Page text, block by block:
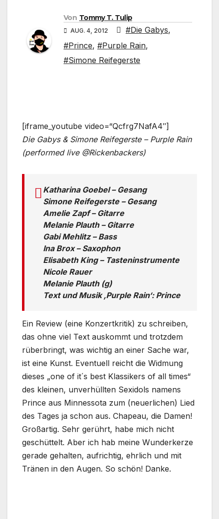
Von Tommy T. Tulip
AUG. 4, 2012 #Die Gabys,
#Prince, #Purple Rain,
#Simone Reifegerste
[iframe_youtube video=“Qcfrg7NafA4″]
Die Gabys & Simone Reifegerste – Purple Rain
(performed live @Rickenbackers)
Katharina Goebel – Gesang
Simone Reifegerste – Gesang
Amelie Zapf – Gitarre
Melanie Plauth – Gitarre
Gabi Mehlitz – Bass
Ina Brox – Saxophon
Elisabeth King – Tasteninstrumente
Nicole Rauer
Melanie Plauth (g)
Text und Musik ‚Purple Rain‘: Prince
Ein Review (eine Konzertkritik) zu schreiben,
das ohne viel Text auskommt und trotzdem
rüberbringt, was wichtig an einer Sache war,
ist eine Kunst. Eventuell reicht die Widmung
dieses „one of it´s best Klassikers of all times“
des kleinen, unverhüllten Sexidols namens
Prince aus Minnessota zum (neuerlichen) Lied
des Tages ja schon aus. Chapeau, die Damen!
Großartig. Sehr gerührt, habe mich nicht
geschüttelt. Aber ich hab meine Wunderkerze
gerade gehalten, aufrichtig, ehrlich und mit
Tränen in den Augen. So schön! Danke.